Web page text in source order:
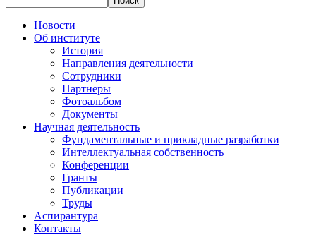
Новости
Об институте
История
Направления деятельности
Сотрудники
Партнеры
Фотоальбом
Документы
Научная деятельность
Фундаментальные и прикладные разработки
Интеллектуальная собственность
Конференции
Гранты
Публикации
Труды
Аспирантура
Контакты